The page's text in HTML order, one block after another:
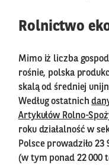
Rolnictwo
Mimo iż liczba
rośnie, polska
skalą od średniej
Według ostatnich
Artykułów Rolno-
roku działalność w
Polsce prowadziło
(w tym ponad 22 000